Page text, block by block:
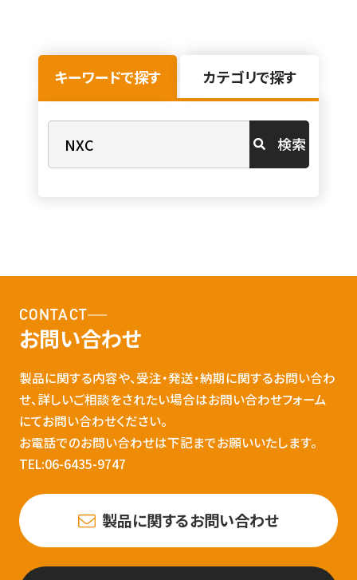
キーワードで探す カテゴリで探す
検索
CONTACT
お問い合わせ
製品に関する内容や、受注・発送・納期に関するお問い合わ
せ、詳しいご相談をされたい場合はお問い合わせフォーム
にてお問い合わせください。
お電話でのお問い合わせは下記までお願いいたします。
TEL:06-6435-9747
製品に関するお問い合わせ